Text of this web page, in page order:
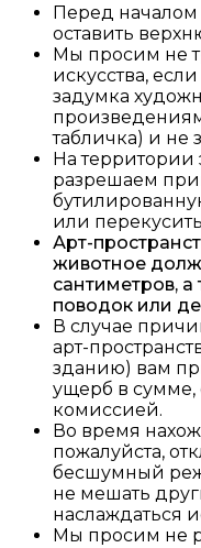
Перед
оставить
Мы просим не
искусства,
задумка
табличка) и не
На территории
разрешаем
или
Арт-
животное
сантиметров,
поводок или
В случае
арт-
зданию) вам
ущерб в сумме,
комиссией.
Во время
пожалуйста,
бесшумный
не мешать
наслаждаться
Мы просим не